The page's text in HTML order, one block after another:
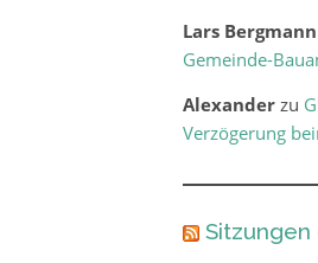
Lars Bergmann
Gemeinde-
Alexanderzu
Verzögerung
Sitzungen